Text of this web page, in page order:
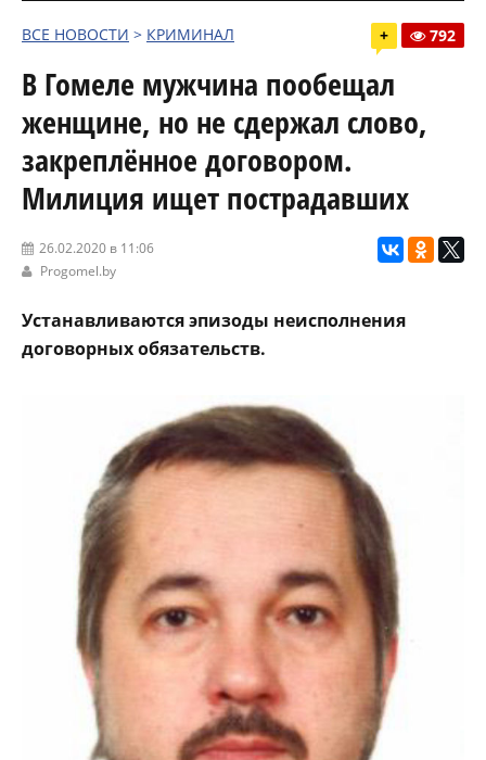
ВСЕ НОВОСТИ > КРИМИНАЛ + 792
В Гомеле мужчина пообещал
женщине, но не сдержал слово,
закреплённое договором.
Милиция ищет пострадавших
26.02.2020 в 11:06
Progomel.by
Устанавливаются эпизоды неисполнения
договорных обязательств.